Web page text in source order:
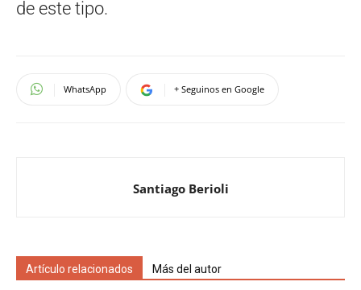
de este tipo.
WhatsApp + Seguinos en Google
Santiago Berioli
Artículo relacionados Más del autor